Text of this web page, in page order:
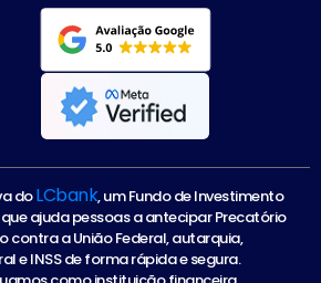
doLCbank, um Fundo de Investimento
ajuda pessoas a antecipar Precatório
contra a União Federal, autarquia,
e INSS de forma rápida e segura.